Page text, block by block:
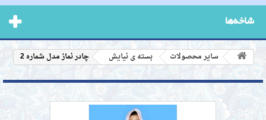
شاخه‌ها
سایر محصولات بسته ی نیایش چادر نماز مدل شماره 2